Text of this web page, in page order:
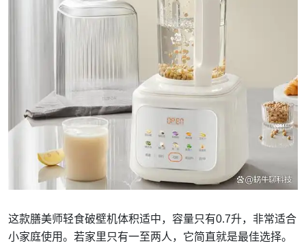
这款膳美师轻食破壁机体积适中，容量只有0.7升，非常适合
小家庭使用。若家里只有一至两人，它简直就是最佳选择。